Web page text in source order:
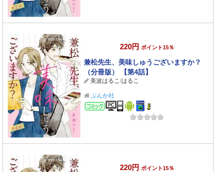
220円 ポイント15％
兼松先生、美味しゅうございますか？
（分冊版） 【第4話】
美波はるこ/はるこ
ぶんか社
コミック
220円 ポイント15％